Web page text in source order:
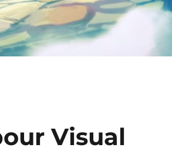
Visual